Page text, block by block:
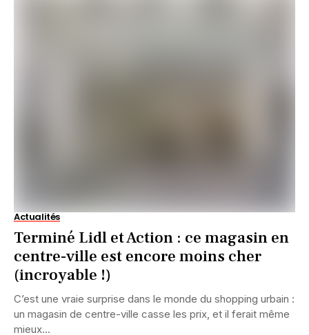
Actualités
Terminé Lidl et Action : ce magasin en
centre-ville est encore moins cher
(incroyable !)
C’est une vraie surprise dans le monde du shopping urbain :
un magasin de centre-ville casse les prix, et il ferait même
mieux...